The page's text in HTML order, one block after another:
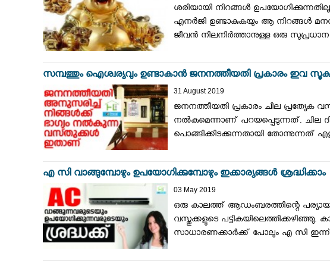
ശരിയായി നിറങ്ങള്‍
എനര്‍ജി ഉണ്ടാകുകയും ആ നിറങ്ങള്‍
ജീവന്‍ നിലനിര്‍ത്താനുള്ള ഒരു
സമ്പത്തും ഐശ്വര്യവും ഉണ്ടാകാൻ ജനനത്തീയതി പ്രകാരം ഇവ
31 August 2019
ജനനത്തീയതി പ്രകാരം ചില പ്രത്യേക
നല്‍കുമെന്നാണ് പറയപ്പെടുന്നത്. ചില
പൊങ്ങിക്കിടക്കുന്നതായി തോന്നുന്നത്
എ സി വാങ്ങുമ്പോഴും ഉപയോഗിക്കുമ്പോഴും ഇക്കാര്യങ്ങള്‍ ശ്രദ്ധിക്കാം
03 May 2019
ഒരു കാലത്ത് ആഡംബരത്തിന്റെ
വസ്തുക്കളുടെ
സാധാരണക്കാർക്ക് പോലും എ സി